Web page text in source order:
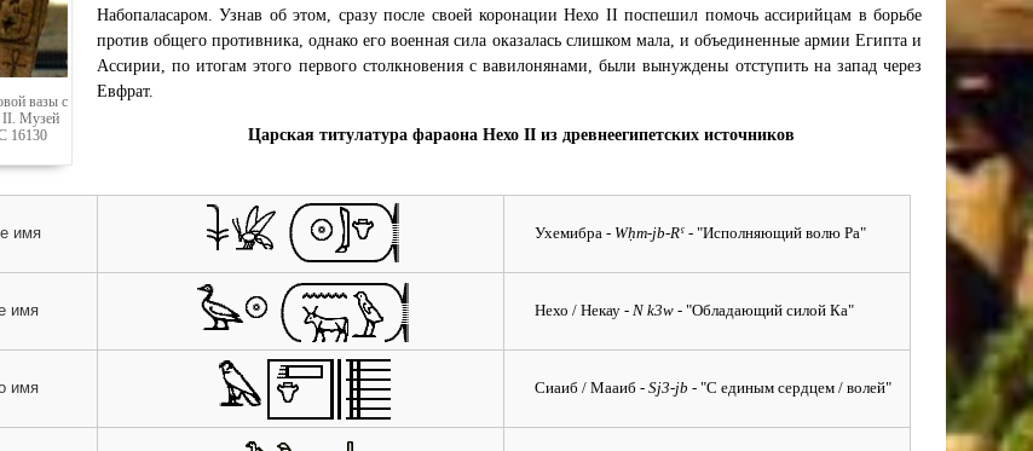
вазы с
II. Музей
16130
Набопаласаром. Узнав об этом, сразу после своей коронации Нехо II поспешил помочь ассирийцам в борьбе
против общего противника, однако его военная сила оказалась слишком мала, и объединенные армии Египта и
Ассирии, по итогам этого первого столкновения с вавилонянами, были вынуждены отступить на запад через
Евфрат.
Царская титулатура фараона Нехо II из древнеегипетских источников
имя Ухемибра - Wḥm-jb-Rˁ -"Исполняющий волю Ра"
имя Нехо / Некау - N k3w -"Обладающий силой Ка"
имя Сиаиб / Мааиб - Sj3-jb -"С единым сердцем / волей"